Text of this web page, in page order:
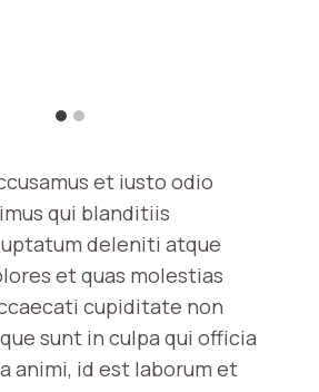
et iusto odio
qui blanditiis
deleniti atque
et quas molestias
cupiditate non
sunt in culpa qui officia
animi, id est laborum et